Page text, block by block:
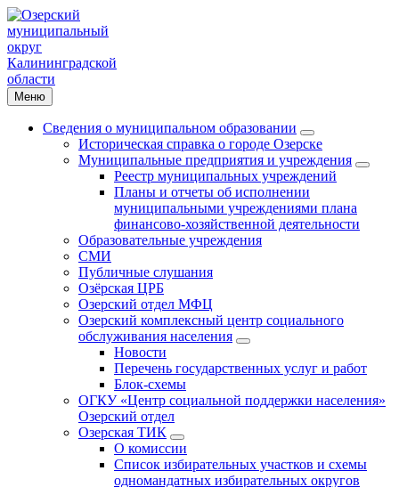
Меню
Сведения о муниципальном образовании
Историческая справка о городе Озерске
Муниципальные предприятия и учреждения
Реестр муниципальных учреждений
Планы и отчеты об исполнении
муниципальными учреждениями плана
финансово-хозяйственной деятельности
Образовательные учреждения
СМИ
Публичные слушания
Озёрская ЦРБ
Озерский отдел МФЦ
Озерский комплексный центр социального
обслуживания населения
Новости
Перечень государственных услуг и работ
Блок-схемы
ОГКУ «Центр социальной поддержки населения»
Озерский отдел
Озерская ТИК
О комиссии
Список избирательных участков и схемы
одномандатных избирательных округов